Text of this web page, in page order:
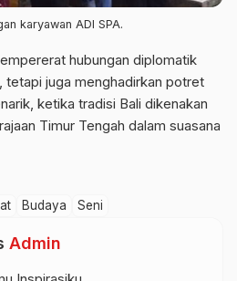
karyawan ADI SPA.
hubungan diplomatik
tetapi juga menghadirkan potret
ketika tradisi Bali dikenakan
Timur Tengah dalam suasana
Budaya Seni
Admin